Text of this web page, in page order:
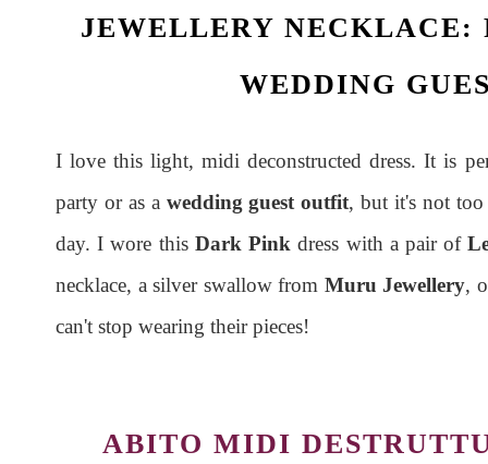
JEWELLERY NECKLACE:
WEDDING
I love this light, midi deconstructed dress. It is
party or as a wedding guest outfit, but it's not too
day. I wore this Dark Pink dress with a pair of
necklace, a silver swallow from Muru Jewellery,
can't stop wearing their pieces!
ABITO MIDI